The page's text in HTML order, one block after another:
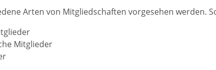
Arten von Mitgliedschaften vorgesehen werden.
Mitglieder